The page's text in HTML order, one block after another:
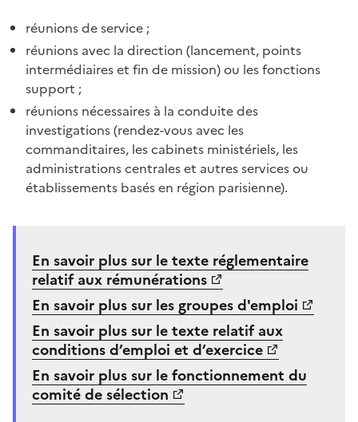
réunions de service ;
réunions avec la direction (lancement, points
intermédiaires et fin de mission) ou les fonctions
support ;
réunions nécessaires à la conduite des
investigations (rendez-vous avec les
commanditaires, les cabinets ministériels, les
administrations centrales et autres services ou
établissements basés en région parisienne).
En savoir plus sur le texte réglementaire
relatif aux rémunérations
En savoir plus sur les groupes d'emploi
En savoir plus sur le texte relatif aux
conditions d’emploi et d’exercice
En savoir plus sur le fonctionnement du
comité de sélection